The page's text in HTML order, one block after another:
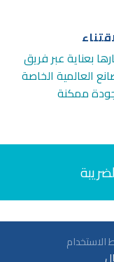
بعناية عبر فريق
العالمية الخاصة
جودة ممكنة
الاستخدام